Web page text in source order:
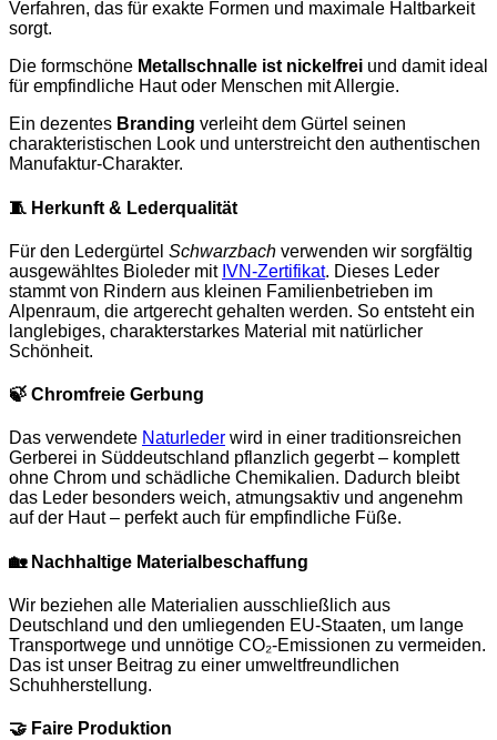
Verfahren, das für exakte Formen und maximale Haltbarkeit
sorgt.
Die formschöne Metallschnalle ist nickelfrei und damit ideal
für empfindliche Haut oder Menschen mit Allergie.
Ein dezentes Branding verleiht dem Gürtel seinen
charakteristischen Look und unterstreicht den authentischen
Manufaktur-Charakter.
🧵 Herkunft & Lederqualität
Für den Ledergürtel Schwarzbach verwenden wir sorgfältig
ausgewähltes Bioleder mit IVN-Zertifikat. Dieses Leder
stammt von Rindern aus kleinen Familienbetrieben im
Alpenraum, die artgerecht gehalten werden. So entsteht ein
langlebiges, charakterstarkes Material mit natürlicher
Schönheit.
🍃 Chromfreie Gerbung
Das verwendete Naturleder wird in einer traditionsreichen
Gerberei in Süddeutschland pflanzlich gegerbt – komplett
ohne Chrom und schädliche Chemikalien. Dadurch bleibt
das Leder besonders weich, atmungsaktiv und angenehm
auf der Haut – perfekt auch für empfindliche Füße.
🏡 Nachhaltige Materialbeschaffung
Wir beziehen alle Materialien ausschließlich aus
Deutschland und den umliegenden EU-Staaten, um lange
Transportwege und unnötige CO₂-Emissionen zu vermeiden.
Das ist unser Beitrag zu einer umweltfreundlichen
Schuhherstellung.
🤝 Faire Produktion